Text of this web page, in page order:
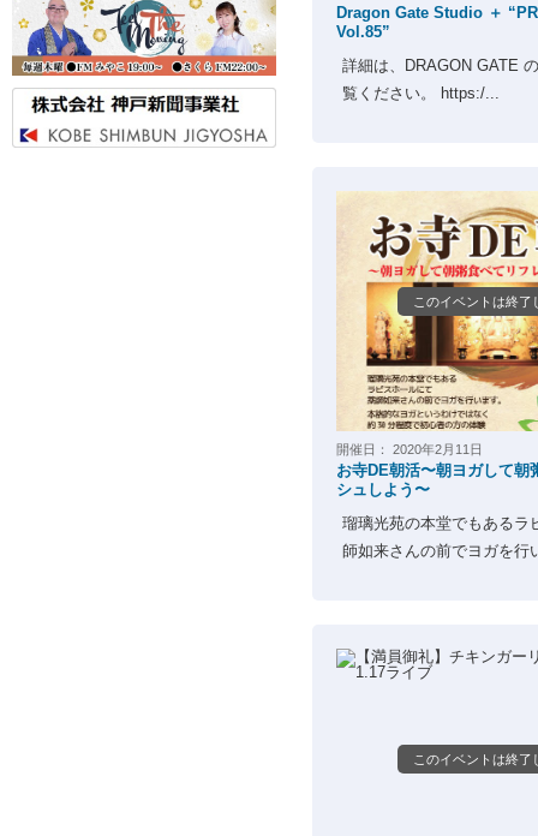
Dragon Gate Studio ＋
Vol.85”
詳細は、DRAGON GATE
覧ください。 https:/...
開催日： 2020年2月11日
お寺DE朝活〜朝ヨガして朝
シュしよう〜
瑠璃光苑の本堂でもあるラ
師如来さんの前でヨガを行
このイベントは終了
このイベントは終了